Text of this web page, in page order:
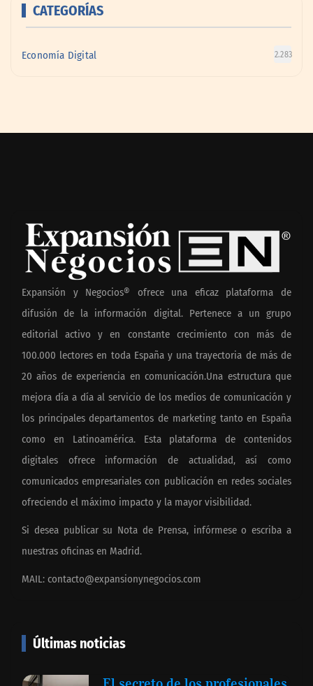
CATEGORÍAS
Economía Digital 2.283
Expansión y Negocios® ofrece una eficaz plataforma de
difusión de la información digital. Pertenece a un grupo
editorial activo y en constante crecimiento con más de
100.000 lectores en toda España y una trayectoria de más de
20 años de experiencia en comunicación.Una estructura que
mejora día a día al servicio de los medios de comunicación y
los principales departamentos de marketing tanto en España
como en Latinoamérica. Esta plataforma de contenidos
digitales ofrece información de actualidad, así como
comunicados empresariales con publicación en redes sociales
ofreciendo el máximo impacto y la mayor visibilidad.
Si desea publicar su Nota de Prensa, infórmese o escriba a
nuestras oficinas en Madrid.
MAIL: contacto@expansionynegocios.com
Últimas noticias